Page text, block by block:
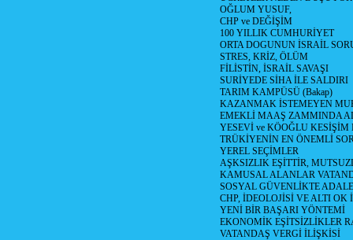
OĞLUM YUSUF,
CHP ve DEĞİŞİM
100 YILLIK CUMHURİYET
ORTA DOGUNUN İSRAİL
STRES, KRİZ, ÖLÜM
FİLİSTİN, İSRAİL SAVAŞI
SURİYEDE SİHA İLE SALDIRI
TARIM KAMPÜSÜ (Bakap)
KAZANMAK İSTEMEYEN
EMEKLİ MAAŞ ZAMMINDA
YESEVİ ve KÖOĞLU
TRÜKİYENİN EN ÖNEMLİ
YEREL SEÇİMLER
AŞKSIZLIK EŞİTTİR,
KAMUSAL ALANLAR
SOSYAL GÜVENLİKTE
CHP, İDEOLOJİSİ VE ALTI OK
YENİ BİR BAŞARI YÖNTEMİ
EKONOMİK EŞİTSİZLİKLER
VATANDAŞ VERGİ İLİŞKİSİ